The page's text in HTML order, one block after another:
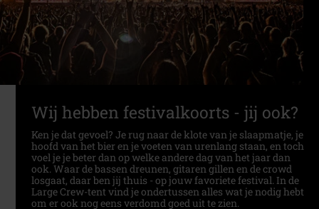
Wij hebben festivalkoorts - jij ook?
Ken je dat gevoel? Je rug naar de klote van je slaapmatje, je
hoofd van het bier en je voeten van urenlang staan, en toch
voel je je beter dan op welke andere dag van het jaar dan
ook. Waar de bassen dreunen, gitaren gillen en de crowd
losgaat, daar ben jij thuis - op jouw favoriete festival. In de
Large Crew-tent vind je ondertussen alles wat je nodig hebt
om er ook nog eens verdomd goed uit te zien.